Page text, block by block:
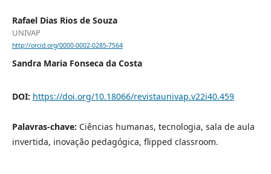
Rafael Dias Rios de Souza
UNIVAP
http://orcid.org/0000-0002-0285-7564
Sandra Maria Fonseca da Costa
DOI: https://doi.org/10.18066/revistaunivap.v22i40.459
Palavras-chave: Ciências humanas, tecnologia, sala de aula
invertida, inovação pedagógica, flipped classroom.